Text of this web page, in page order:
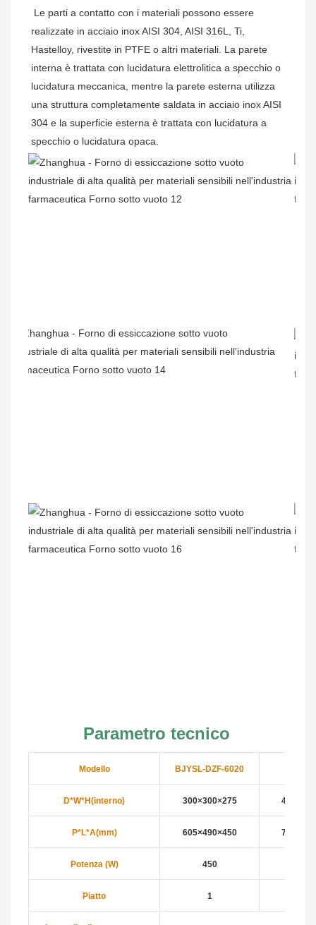
Le parti a contatto con i materiali possono essere
realizzate in acciaio inox AISI 304, AISI 316L, Ti,
Hastelloy, rivestite in PTFE o altri materiali. La parete
interna è trattata con lucidatura elettrolitica a specchio o
lucidatura meccanica, mentre la parete esterna utilizza
una struttura completamente saldata in acciaio inox AISI
304 e la superficie esterna è trattata con lucidatura a
specchio o lucidatura opaca.
Parametro tecnico
Modello BJYSL-DZF-6020
D*W*H(interno) 300×300×275
P*L*A(mm) 605×490×450
Potenza (W) 450
Piatto 1